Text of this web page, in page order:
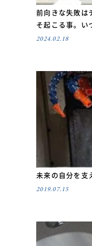
前向きな失敗は
そ起こる事。い
2024.02.18
未来の自分を支
2019.07.15